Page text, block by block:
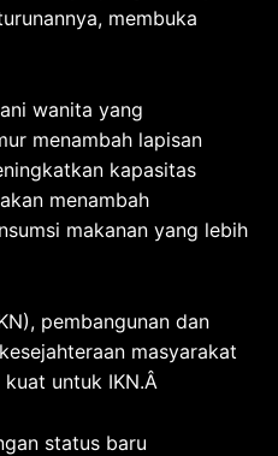
membuka
wanita yang
menambah lapisan
kapasitas
menambah
makanan yang lebih
pembangunan dan
masyarakat
untuk IKN.Â
status baru